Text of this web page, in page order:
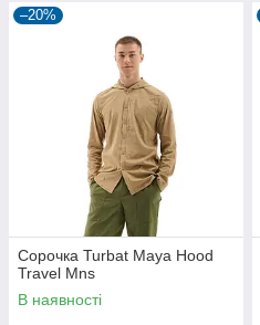
–20%
Сорочка Turbat Maya Hood
Travel Mns
В наявності